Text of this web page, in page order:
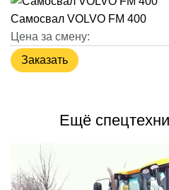
Самосвал VOLVO FM 400
Цена за смену:
Заказать
Ещё